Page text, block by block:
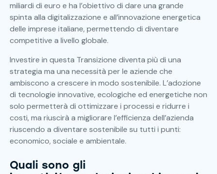
miliardi di euro e ha l’obiettivo di dare una grande
spinta alla digitalizzazione e all’innovazione energetica
delle imprese italiane, permettendo di diventare
competitive a livello globale.
Investire in questa Transizione diventa più di una
strategia ma una necessità per le aziende che
ambiscono a crescere in modo sostenibile. L’adozione
di tecnologie innovative, ecologiche ed energetiche non
solo permetterà di ottimizzare i processi e ridurre i
costi, ma riuscirà a migliorare l’efficienza dell’azienda
riuscendo a diventare sostenibile su tutti i punti:
economico, sociale e ambientale.
Quali sono gli